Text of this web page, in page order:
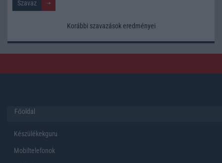
Korábbi szavazások eredményei
Főoldal
Készülékekguru
Mobiltelefonok